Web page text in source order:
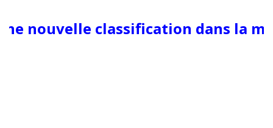
nouvelle classification dans la